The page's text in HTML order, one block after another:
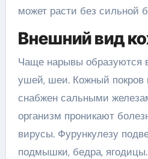
может расти без сильной
Внешний вид
Чаще нарывы образуются
ушей, шеи. Кожный покров
снабжен сальными
организм проникают
вирусы. Фурункулезу
подмышки, бедра,